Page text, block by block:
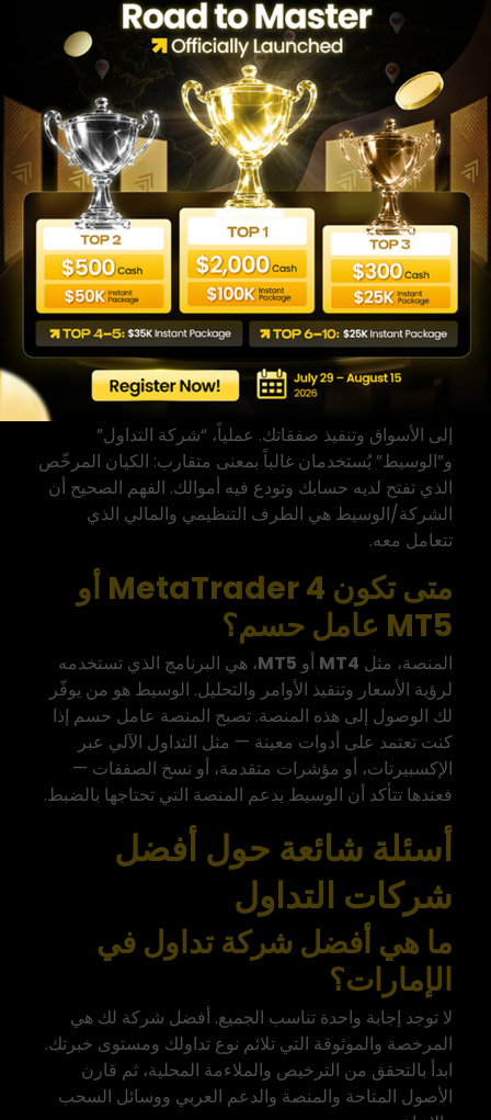
والسحب والمكافآت.
تأكد من وجود وسائل تواصل حقيقية وعنوان واضح
للشركة.
جرّب الدعم بسؤال بسيط وقيّم سرعة ووضوح
الرد.
الفرق بين شركة التداول
والمنصة والوسيط
كثيراً ما تختلط هذه المصطلحات في نتائج البحث، ما يربك
المبتدئ. توضيحها يساعدك على قراءة المقارنات بشكل
أدق.
ماذا يعني forex broker؟
هو الجهة التي تتيح لك الوصول
إلى الأسواق وتنفيذ صفقاتك. عملياً، “شركة التداول”
و”الوسيط” يُستخدمان غالباً بمعنى متقارب: الكيان المرخّص
الذي تفتح لديه حسابك وتودع فيه أموالك. الفهم الصحيح أن
الشركة/الوسيط هي الطرف التنظيمي والمالي الذي
تتعامل معه.
متى تكون MetaTrader 4 أو
MT5 عامل حسم؟
المنصة، مثل MT4 أو MT5، هي البرنامج الذي تستخدمه
لرؤية الأسعار وتنفيذ الأوامر والتحليل. الوسيط هو من يوفّر
لك الوصول إلى هذه المنصة. تصبح المنصة عامل حسم إذا
كنت تعتمد على أدوات معينة — مثل التداول الآلي عبر
الإكسبيرتات، أو مؤشرات متقدمة، أو نسخ الصفقات —
فعندها تتأكد أن الوسيط يدعم المنصة التي تحتاجها بالضبط.
أسئلة شائعة حول أفضل
شركات التداول
ما هي أفضل شركة تداول في
الإمارات؟
لا توجد إجابة واحدة تناسب الجميع. أفضل شركة لك هي
المرخصة والموثوقة التي تلائم نوع تداولك ومستوى خبرتك.
ابدأ بالتحقق من الترخيص والملاءمة المحلية، ثم قارن
الأصول المتاحة والمنصة والدعم العربي ووسائل السحب